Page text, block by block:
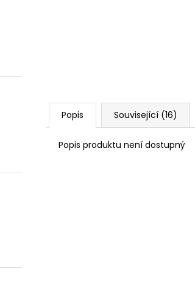
Popis Související (16)
Popis produktu není dostupný